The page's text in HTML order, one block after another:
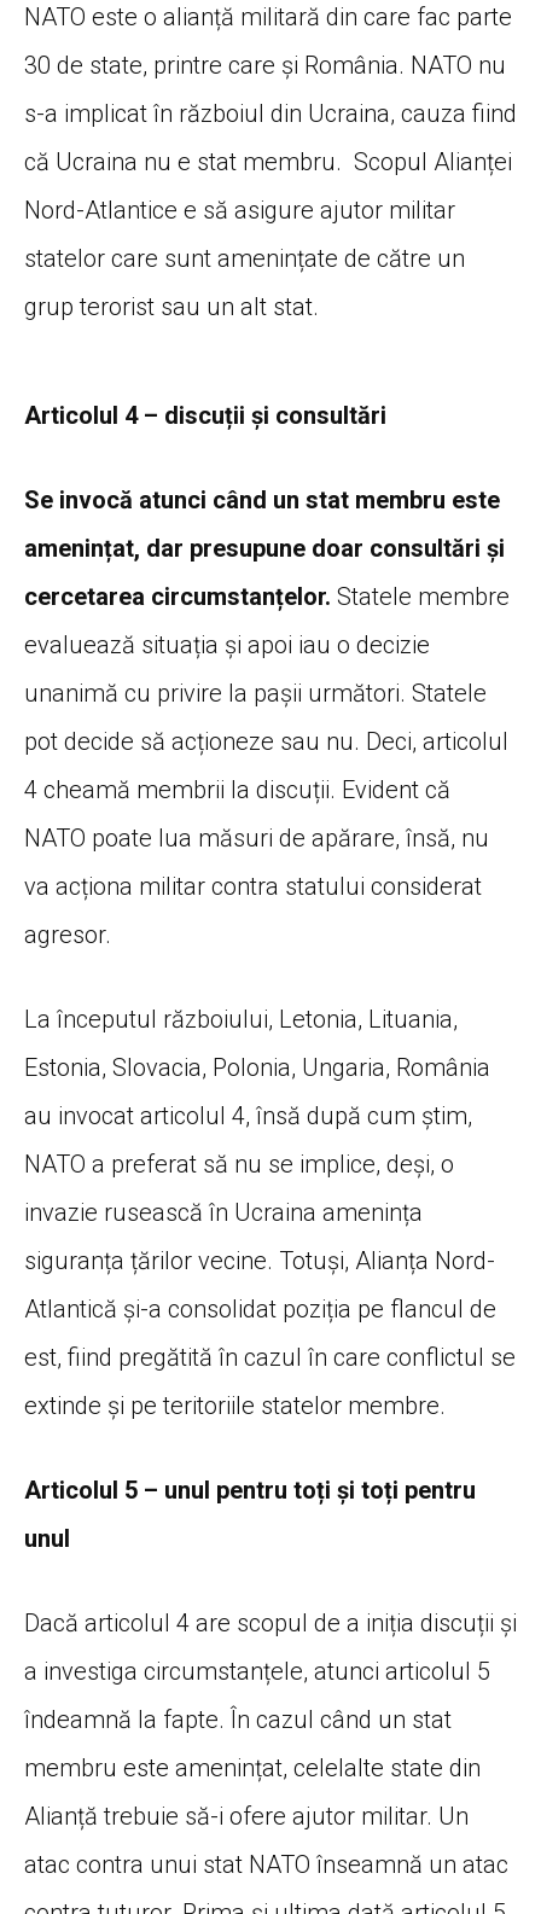
NATO este o alianță militară din care fac parte
30 de state, printre care și România. NATO nu
s-a implicat în războiul din Ucraina, cauza fiind
că Ucraina nu e stat membru. Scopul Alianței
Nord-Atlantice e să asigure ajutor militar
statelor care sunt amenințate de către un
grup terorist sau un alt stat.
Articolul 4 – discuții și consultări
Se invocă atunci când un stat membru este
amenințat, dar presupune doar consultări și
cercetarea circumstanțelor. Statele membre
evaluează situația și apoi iau o decizie
unanimă cu privire la pașii următori. Statele
pot decide să acționeze sau nu. Deci, articolul
4 cheamă membrii la discuții. Evident că
NATO poate lua măsuri de apărare, însă, nu
va acționa militar contra statului considerat
agresor.
La începutul războiului, Letonia, Lituania,
Estonia, Slovacia, Polonia, Ungaria, România
au invocat articolul 4, însă după cum știm,
NATO a preferat să nu se implice, deși, o
invazie rusească în Ucraina amenința
siguranța țărilor vecine. Totuși, Alianța Nord-
Atlantică și-a consolidat poziția pe flancul de
est, fiind pregătită în cazul în care conflictul se
extinde și pe teritoriile statelor membre.
Articolul 5 – unul pentru toți și toți pentru
unul
Dacă articolul 4 are scopul de a iniția discuții și
a investiga circumstanțele, atunci articolul 5
îndeamnă la fapte. În cazul când un stat
membru este amenințat, celelalte state din
Alianță trebuie să-i ofere ajutor militar. Un
atac contra unui stat NATO înseamnă un atac